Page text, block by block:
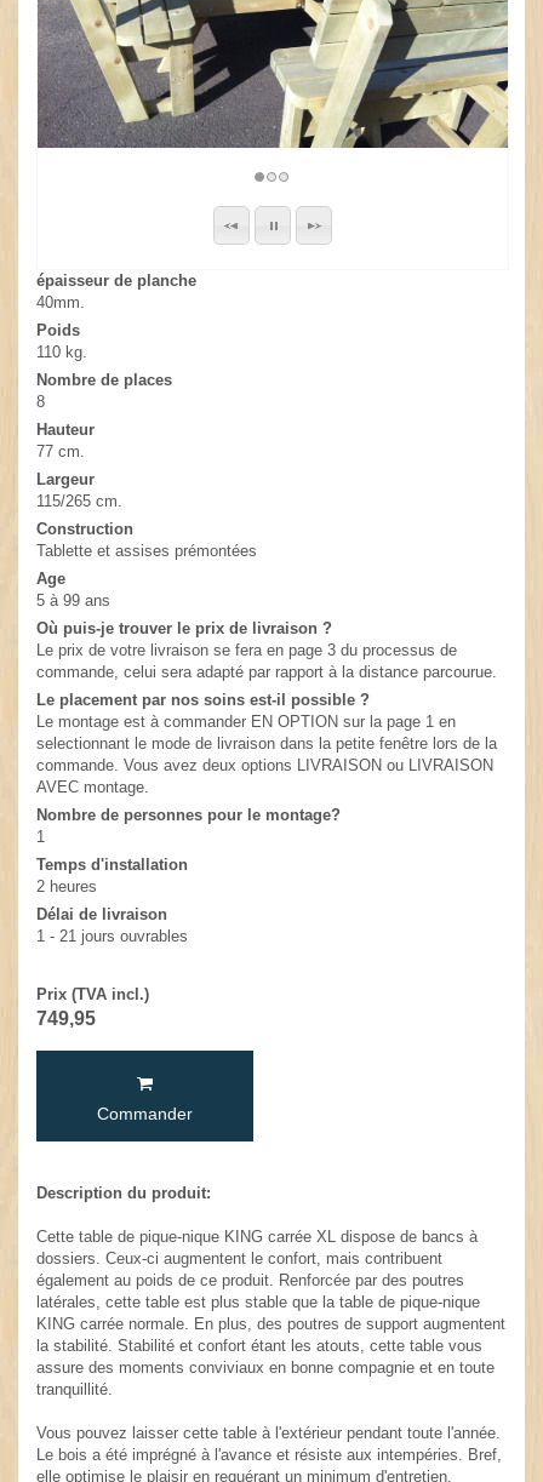
épaisseur de planche
40mm.
Poids
110 kg.
Nombre de places
8
Hauteur
77 cm.
Largeur
115/265 cm.
Construction
Tablette et assises prémontées
Age
5 à 99 ans
Où puis-je trouver le prix de livraison ?
Le prix de votre livraison se fera en page 3 du processus de
commande, celui sera adapté par rapport à la distance parcourue.
Le placement par nos soins est-il possible ?
Le montage est à commander EN OPTION sur la page 1 en
selectionnant le mode de livraison dans la petite fenêtre lors de la
commande. Vous avez deux options LIVRAISON ou LIVRAISON
AVEC montage.
Nombre de personnes pour le montage?
1
Temps d'installation
2 heures
Délai de livraison
1 - 21 jours ouvrables
Prix (TVA incl.)
749,95
Commander
Description du produit:
Cette table de pique-nique KING carrée XL dispose de bancs à
dossiers. Ceux-ci augmentent le confort, mais contribuent
également au poids de ce produit. Renforcée par des poutres
latérales, cette table est plus stable que la table de pique-nique
KING carrée normale. En plus, des poutres de support augmentent
la stabilité. Stabilité et confort étant les atouts, cette table vous
assure des moments conviviaux en bonne compagnie et en toute
tranquillité.
Vous pouvez laisser cette table à l'extérieur pendant toute l'année.
Le bois a été imprégné à l'avance et résiste aux intempéries. Bref,
elle optimise le plaisir en requérant un minimum d'entretien.